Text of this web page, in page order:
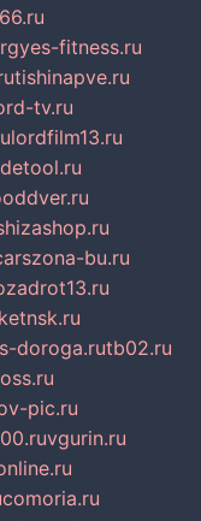
yes-fitness.ru
tishinapve.ru
tv.ru
lordfilm13.ru
bu.ru
doroga.rutb02.ru
pic.ru
vgurin.ru